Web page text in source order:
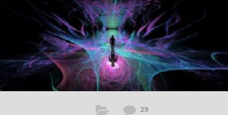
NEGROS O UNIVERSO – A VELOCIDADE DA LUZ
29